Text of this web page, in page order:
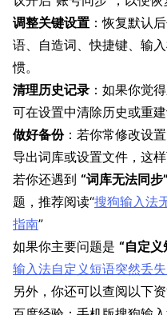
调整关键设置 ：恢复默认
语、自造词、快捷键、输
惯。
清理历史记录 ：如果你觉
可在设置中清除历史或重建
做好备份：若你常修改设
导出词库或设置文件，这
若你还遇到 “词库无法同步”
题，推荐阅读“搜狗输入法
指南”
如果你主要问题是 “自定义
输入法自定义短语突然丢
另外，你还可以查阅以下